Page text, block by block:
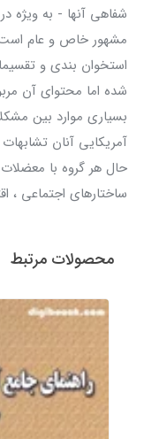
شفاهی آنها - به ویژه
مشهور خاص و عام است
شده اما محتوای آن
بسیاری موارد بین
آمریکایی آنان
حال هر گروه با
ساختارهای اجتماعی ،
محصولات مرتبط